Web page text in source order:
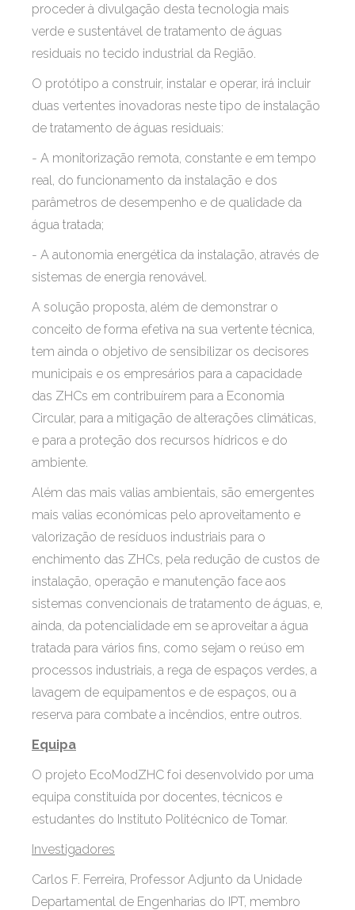
proceder à divulgação desta tecnologia mais
verde e sustentável de tratamento de águas
residuais no tecido industrial da Região.
O protótipo a construir, instalar e operar, irá incluir
duas vertentes inovadoras neste tipo de instalação
de tratamento de águas residuais:
- A monitorização remota, constante e em tempo
real, do funcionamento da instalação e dos
parâmetros de desempenho e de qualidade da
água tratada;
- A autonomia energética da instalação, através de
sistemas de energia renovável.
A solução proposta, além de demonstrar o
conceito de forma efetiva na sua vertente técnica,
tem ainda o objetivo de sensibilizar os decisores
municipais e os empresários para a capacidade
das ZHCs em contribuírem para a Economia
Circular, para a mitigação de alterações climáticas,
e para a proteção dos recursos hídricos e do
ambiente.
Além das mais valias ambientais, são emergentes
mais valias económicas pelo aproveitamento e
valorização de resíduos industriais para o
enchimento das ZHCs, pela redução de custos de
instalação, operação e manutenção face aos
sistemas convencionais de tratamento de águas, e,
ainda, da potencialidade em se aproveitar a água
tratada para vários fins, como sejam o reúso em
processos industriais, a rega de espaços verdes, a
lavagem de equipamentos e de espaços, ou a
reserva para combate a incêndios, entre outros.
Equipa
O projeto EcoModZHC foi desenvolvido por uma
equipa constituída por docentes, técnicos e
estudantes do Instituto Politécnico de Tomar.
Investigadores
Carlos F. Ferreira, Professor Adjunto da Unidade
Departamental de Engenharias do IPT, membro